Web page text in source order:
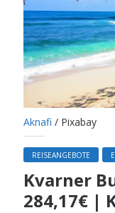
Aknafi / Pixabay
REISEANGEBOTE
Kvarner
284,17€ |